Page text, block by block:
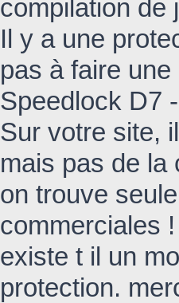
compilation de
Il y a une
pas à faire
Speedlock D7
Sur votre site,
mais pas de la
on trouve
commerciales !
existe t il un
protection.